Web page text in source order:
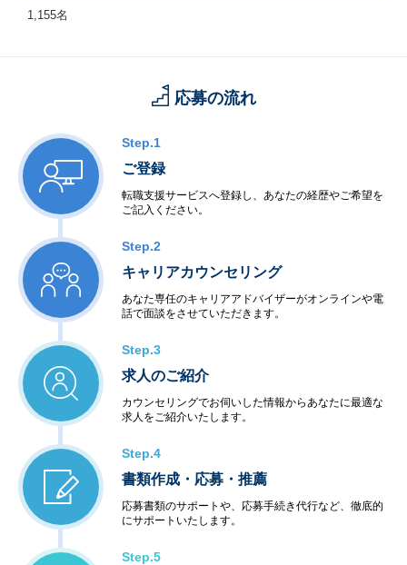
1,155名
応募の流れ
Step.1
ご登録
転職支援サービスへ登録し、あなたの経歴やご希望を
ご記入ください。
Step.2
キャリアカウンセリング
あなた専任のキャリアアドバイザーがオンラインや電
話で面談をさせていただきます。
Step.3
求人のご紹介
カウンセリングでお伺いした情報からあなたに最適な
求人をご紹介いたします。
Step.4
書類作成・応募・推薦
応募書類のサポートや、応募手続き代行など、徹底的
にサポートいたします。
Step.5